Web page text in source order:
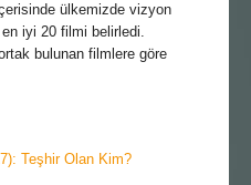
ülkemizde vizyon
iyi 20 filmi belirledi.
bulunan filmlere göre